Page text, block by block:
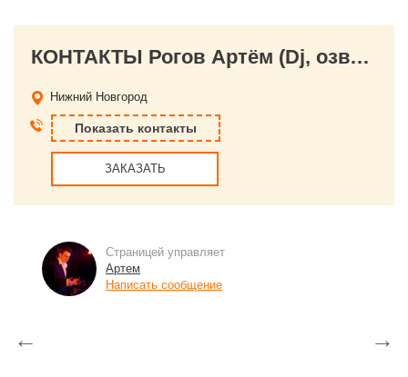
КОНТАКТЫ Рогов Артём (Dj, озвучивание мероприятий)
Нижний Новгород
Показать контакты
ЗАКАЗАТЬ
Страницей управляет
Артем
Написать сообщение
← →